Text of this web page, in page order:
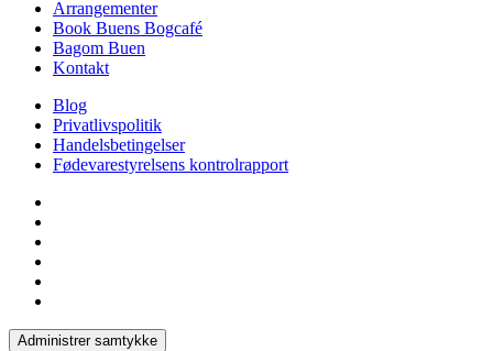
Arrangementer
Book Buens Bogcafé
Bagom Buen
Kontakt
Blog
Privatlivspolitik
Handelsbetingelser
Fødevarestyrelsens kontrolrapport
Administrer samtykke